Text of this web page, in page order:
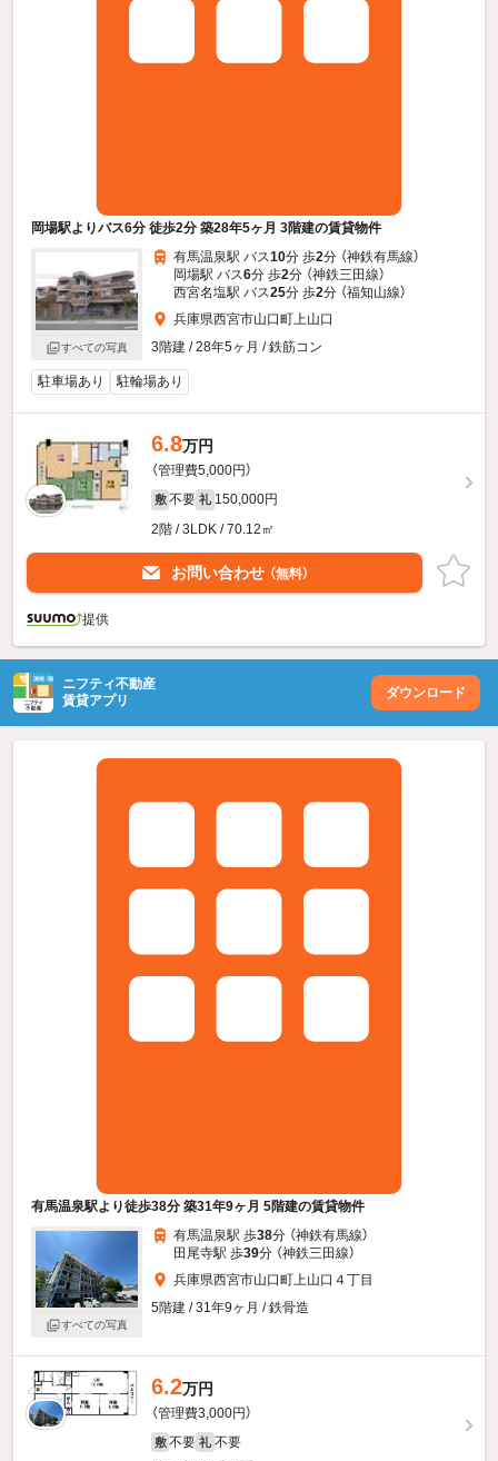
岡場駅よりバス6分 徒歩2分 築28年5ヶ月 3階建の賃貸物件
すべての写真
有馬温泉駅 バス10分 歩2分 （神鉄有馬線）
岡場駅 バス6分 歩2分 （神鉄三田線）
西宮名塩駅 バス25分 歩2分 （福知山線）
兵庫県西宮市山口町上山口
3階建 / 28年5ヶ月 / 鉄筋コン
駐車場あり 駐輪場あり
6.8万円
（管理費5,000円）
敷 不要 礼 150,000円
2階 / 3LDK / 70.12㎡
お問い合わせ （無料）
提供
ニフティ不動産
賃貸アプリ
ダウンロード
有馬温泉駅より徒歩38分 築31年9ヶ月 5階建の賃貸物件
すべての写真
有馬温泉駅 歩38分 （神鉄有馬線）
田尾寺駅 歩39分 （神鉄三田線）
兵庫県西宮市山口町上山口４丁目
5階建 / 31年9ヶ月 / 鉄骨造
6.2万円
（管理費3,000円）
敷 不要 礼 不要